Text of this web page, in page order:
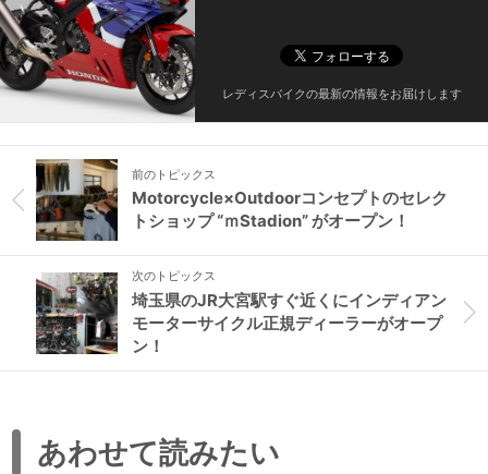
レディスバイクの最新の情報をお届けします
前のトピックス
Motorcycle×Outdoorコンセプトのセレク
トショップ “ｍStadion” がオープン！
次のトピックス
埼玉県のJR大宮駅すぐ近くにインディアン
モーターサイクル正規ディーラーがオープ
ン！
あわせて読みたい